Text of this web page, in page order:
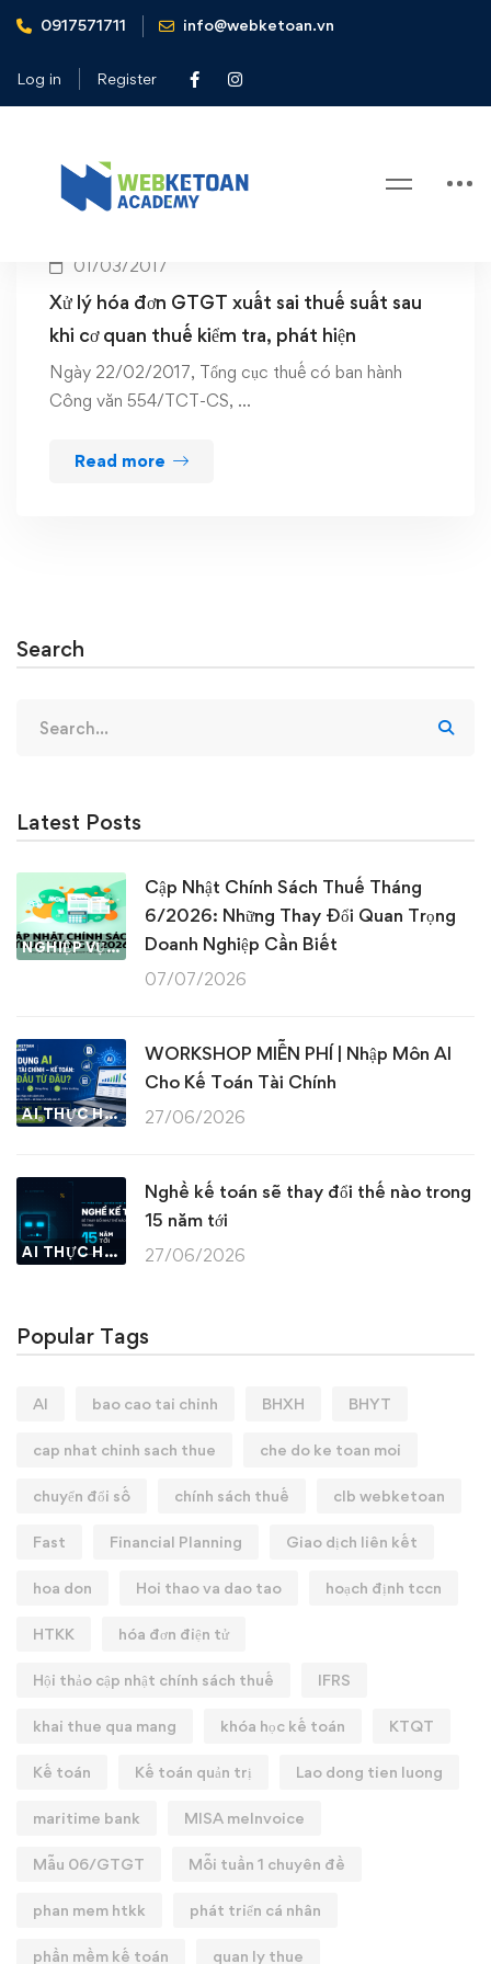
0917571711 info@webketoan.vn
Log in Register
Home Sai thuế suất hóa đơn GTGT
Tag: Sai thuế suất hóa đơn GTGT
01/03/2017
Xử lý hóa đơn GTGT xuất sai thuế suất sau
khi cơ quan thuế kiểm tra, phát hiện
Ngày 22/02/2017, Tổng cục thuế có ban hành
Công văn 554/TCT-CS, …
Read more
Search
for:
Latest Posts
NGHIỆP VỤ KẾ TOÁN & THUẾ
Cập Nhật Chính Sách Thuế Tháng
6/2026: Những Thay Đổi Quan Trọng
Doanh Nghiệp Cần Biết
07/07/2026
AI THỰC HÀNH
WORKSHOP MIỄN PHÍ | Nhập Môn AI
Cho Kế Toán Tài Chính
27/06/2026
AI THỰC HÀNH
Nghề kế toán sẽ thay đổi thế nào trong
15 năm tới
27/06/2026
Popular Tags
AI bao cao tai chinh BHXH BHYT
cap nhat chinh sach thue che do ke toan moi
chuyển đổi số chính sách thuế clb webketoan
Fast Financial Planning Giao dịch liên kết
hoa don Hoi thao va dao tao hoạch định tccn
HTKK hóa đơn điện tử
Hội thảo cập nhật chính sách thuế IFRS
khai thue qua mang khóa học kế toán KTQT
Kế toán Kế toán quản trị Lao dong tien luong
maritime bank MISA meInvoice
Mẫu 06/GTGT Mỗi tuần 1 chuyên đề
phan mem htkk phát triển cá nhân
phần mềm kế toán quan ly thue